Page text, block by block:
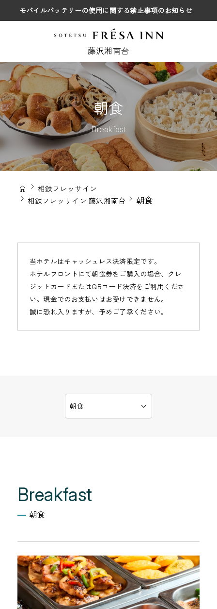
モバイルバッテリーの使用に関する禁止事項のお知らせ
藤沢湘南台
朝食
Breakfast
相鉄フレッサイン
相鉄フレッサイン 藤沢湘南台
朝食
当ホテルはキャッシュレス決済限定です。
ホテルフロントにて朝食券をご購入の場合、クレ
ジットカードまたはQRコード決済をご利用くださ
い。現金でのお支払いはお受けできません。
誠に恐れ入りますが、予めご了承ください。
朝食
Breakfast
朝食